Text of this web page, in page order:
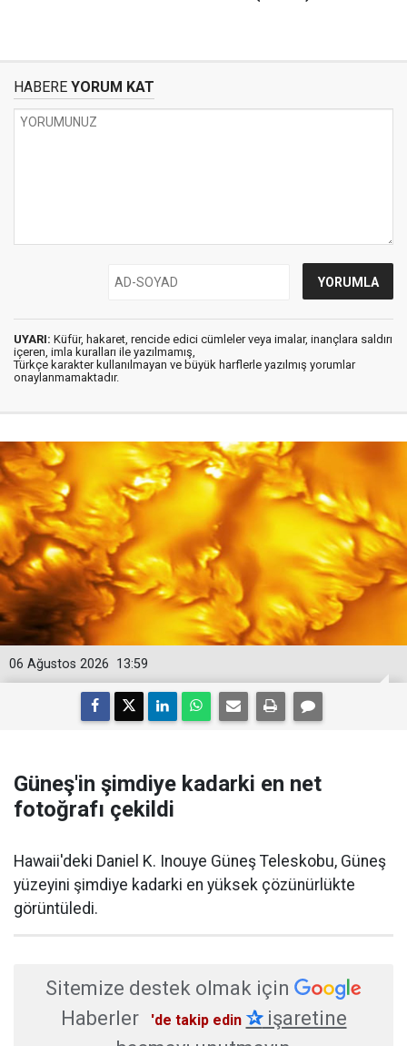
HABERE YORUM KAT
UYARI: Küfür, hakaret, rencide edici cümleler veya imalar, inançlara saldırı
içeren, imla kuralları ile yazılmamış,
Türkçe karakter kullanılmayan ve büyük harflerle yazılmış yorumlar
onaylanmamaktadır.
13:59
06 Ağustos 2026
Güneş'in şimdiye kadarki en net
fotoğrafı çekildi
Hawaii'deki Daniel K. Inouye Güneş Teleskobu, Güneş
yüzeyini şimdiye kadarki en yüksek çözünürlükte
görüntüledi.
Sitemize destek olmak için
Haberler
'de takip edin ✰işaretine